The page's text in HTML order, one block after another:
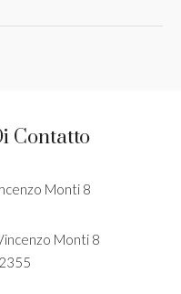
Contatto
Monti 8